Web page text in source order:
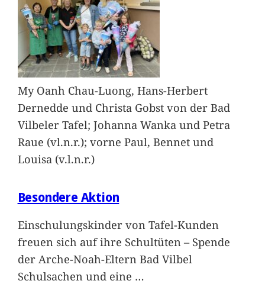
My Oanh Chau-Luong, Hans-Herbert
Dernedde und Christa Gobst von der Bad
Vilbeler Tafel; Johanna Wanka und Petra
Raue (vl.n.r.); vorne Paul, Bennet und
Louisa (v.l.n.r.)
Besondere Aktion
Einschulungskinder von Tafel-Kunden
freuen sich auf ihre Schultüten – Spende
der Arche-Noah-Eltern Bad Vilbel
Schulsachen und eine …